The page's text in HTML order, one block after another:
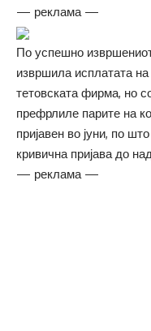
— реклама —
По успешно
извршила исплатата
тетовската фирма, но
префрлиле парите на
пријавен во јуни, по
кривична пријава до
— реклама —